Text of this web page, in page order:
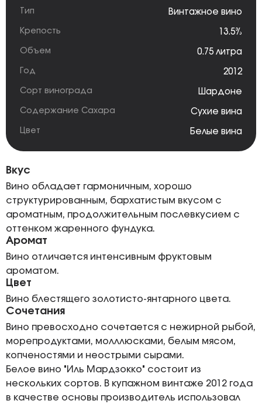
Тип Винтажное вино
Крепость 13.5%
Объем 0.75 литра
Год 2012
Сорт винограда Шардоне
Содержание Сахара Сухие вина
Цвет Белые вина
Вкус
Вино обладает гармоничным, хорошо
структурированным, бархатистым вкусом с
ароматным, продолжительным послевкусием с
оттенком жаренного фундука.
Аромат
Вино отличается интенсивным фруктовым
ароматом.
Цвет
Вино блестящего золотисто-янтарного цвета.
Сочетания
Вино превосходно сочетается с нежирной рыбой,
морепродуктами, молллюсками, белым мясом,
копченостями и неострыми сырами.
Белое вино "Иль Мардзокко" состоит из
нескольких сортов. В купажном винтаже 2012 года
в качестве основы производитель использовал